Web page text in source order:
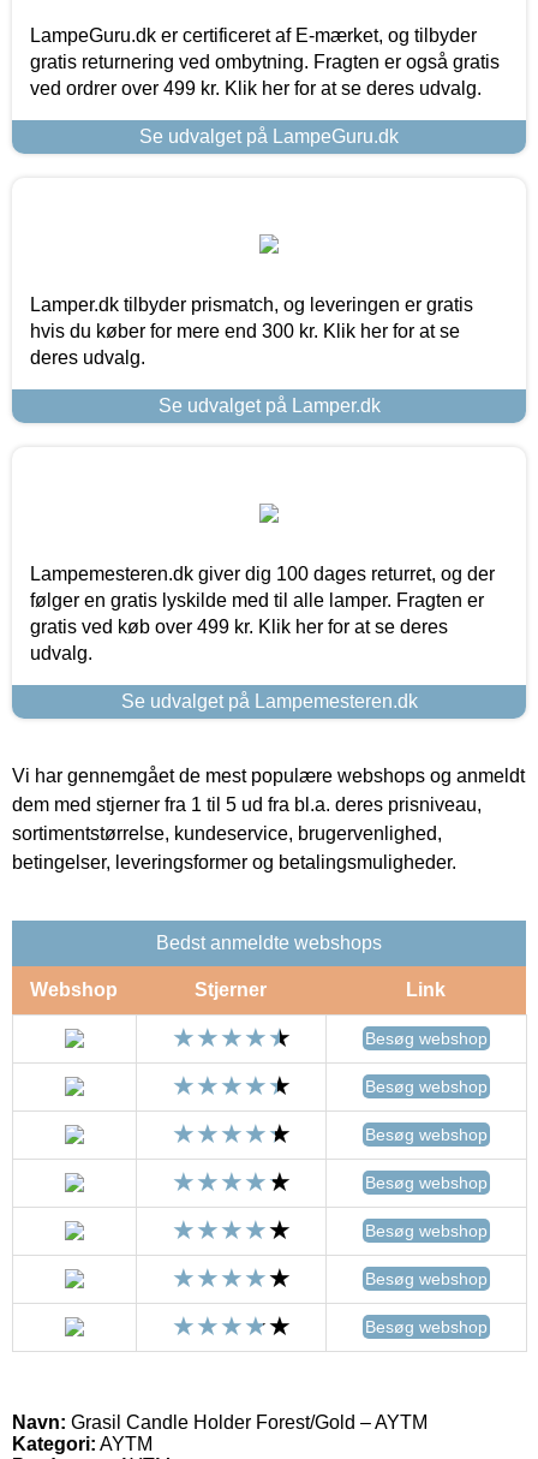
LampeGuru.dk er certificeret af E-mærket, og tilbyder
gratis returnering ved ombytning. Fragten er også gratis
ved ordrer over 499 kr. Klik her for at se deres udvalg.
Se udvalget på LampeGuru.dk
Lamper.dk tilbyder prismatch, og leveringen er gratis
hvis du køber for mere end 300 kr. Klik her for at se
deres udvalg.
Se udvalget på Lamper.dk
Lampemesteren.dk giver dig 100 dages returret, og der
følger en gratis lyskilde med til alle lamper. Fragten er
gratis ved køb over 499 kr. Klik her for at se deres
udvalg.
Se udvalget på Lampemesteren.dk
Vi har gennemgået de mest populære webshops og anmeldt
dem med stjerner fra 1 til 5 ud fra bl.a. deres prisniveau,
sortimentstørrelse, kundeservice, brugervenlighed,
betingelser, leveringsformer og betalingsmuligheder.
Bedst anmeldte webshops
Webshop Stjerner Link
Besøg webshop
Besøg webshop
Besøg webshop
Besøg webshop
Besøg webshop
Besøg webshop
Besøg webshop
Navn: Grasil Candle Holder Forest/Gold – AYTM
Kategori: AYTM